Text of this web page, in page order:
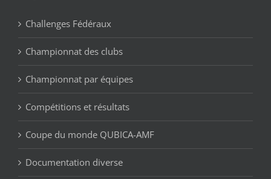
Challenges Fédéraux
Championnat des clubs
Championnat par équipes
Compétitions et résultats
Coupe du monde QUBICA-AMF
Documentation diverse